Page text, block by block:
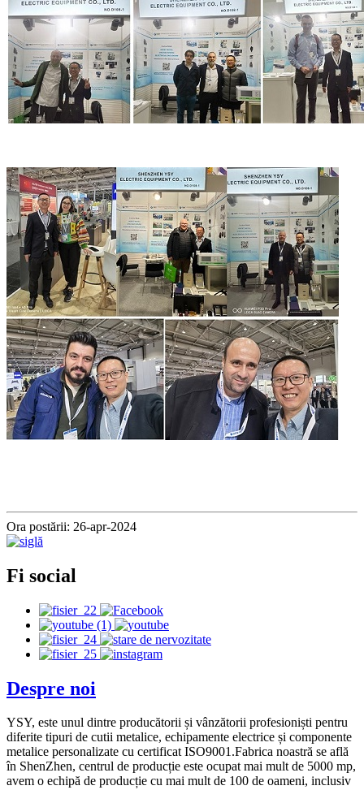
Ora postării: 26-apr-2024
Fi social
Despre noi
YSY, este unul dintre producătorii și vânzătorii profesioniști pentru
diferite tipuri de cutii metalice, echipamente electrice și componente
metalice personalizate cu certificat ISO9001.Fabrica noastră se află
în ShenZhen, centrul de producție este ocupat mai mult de 5000 mp,
avem o echipă de producție cu mai mult de 100 de oameni, inclusiv